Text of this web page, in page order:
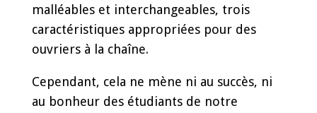
malléables et interchangeables, trois
caractéristiques appropriées pour des
ouvriers à la chaîne.
Cependant, cela ne mène ni au succès, ni
au bonheur des étudiants de notre